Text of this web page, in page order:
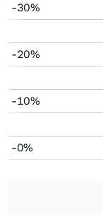
-30%
-20%
-10%
-0%